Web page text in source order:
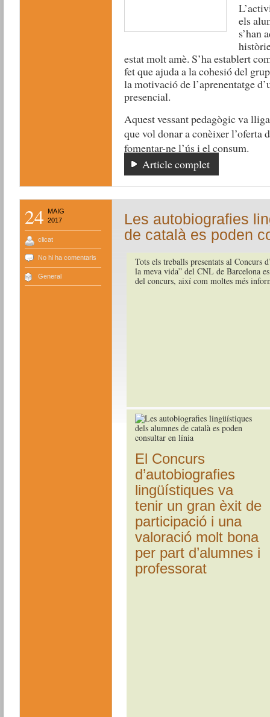
els
s’han
estat molt amè. S’ha establert
fet que ajuda a la cohesió del
la motivació de l’aprenentatge
presencial.
Aquest vessant pedagògic va
que vol donar a conèixer l’oferta
fomentar-ne l’ús i el consum.
Article complet
24
MAIG
2017
clicat
No hi ha comentaris
General
Les autobiografies
de català es poden
Tots els treballs presentats al Concurs
la meva vida” del CNL de Barcelona
del concurs, així com moltes més
El Concurs
d’autobiografies
lingüístiques va
tenir un gran èxit de
participació i una
valoració molt bona
per part d’alumnes i
professorat